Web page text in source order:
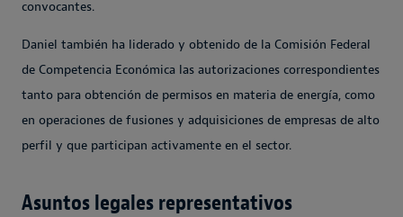
convocantes.
Daniel también ha liderado y obtenido de la Comisión Federal
de Competencia Económica las autorizaciones correspondientes
tanto para obtención de permisos en materia de energía, como
en operaciones de fusiones y adquisiciones de empresas de alto
perfil y que participan activamente en el sector.
Asuntos legales representativos